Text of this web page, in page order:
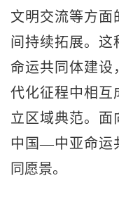
文明交流等方面
间持续拓展。这
命运共同体建设
代化征程中相互
立区域典范。面
中国—中亚命运
同愿景。